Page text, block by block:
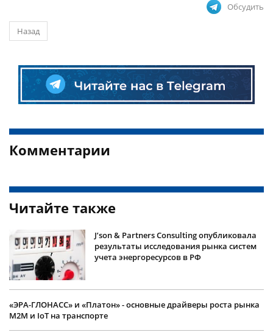
Обсудить
Назад
Комментарии
Читайте также
J’son & Partners Consulting опубликовала
результаты исследования рынка систем
учета энергоресурсов в РФ
​«ЭРА-ГЛОНАСС» и «Платон» - основные драйверы роста рынка
M2M и IoT на транспорте